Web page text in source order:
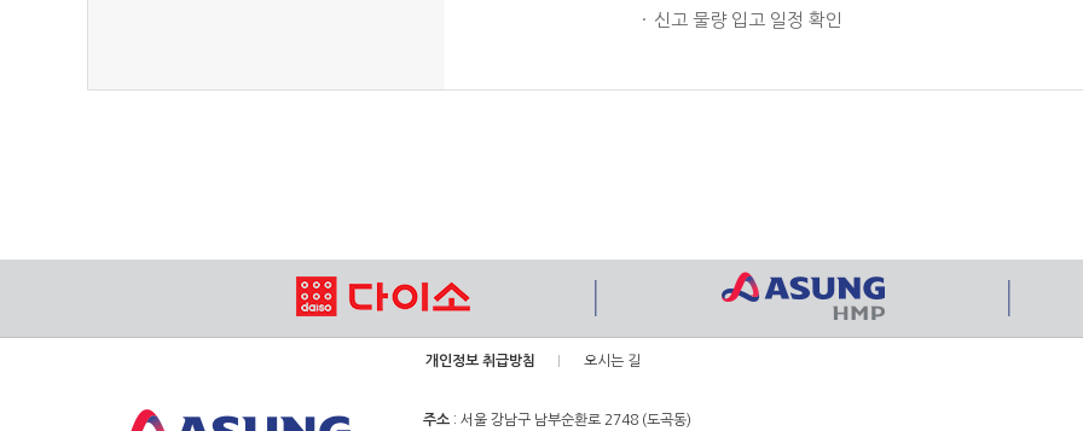
신고 물량 입고 일정 확인
개인정보 취급방침 오시는 길
주소 : 서울 강남구 남부순환로 2748 (도곡동)